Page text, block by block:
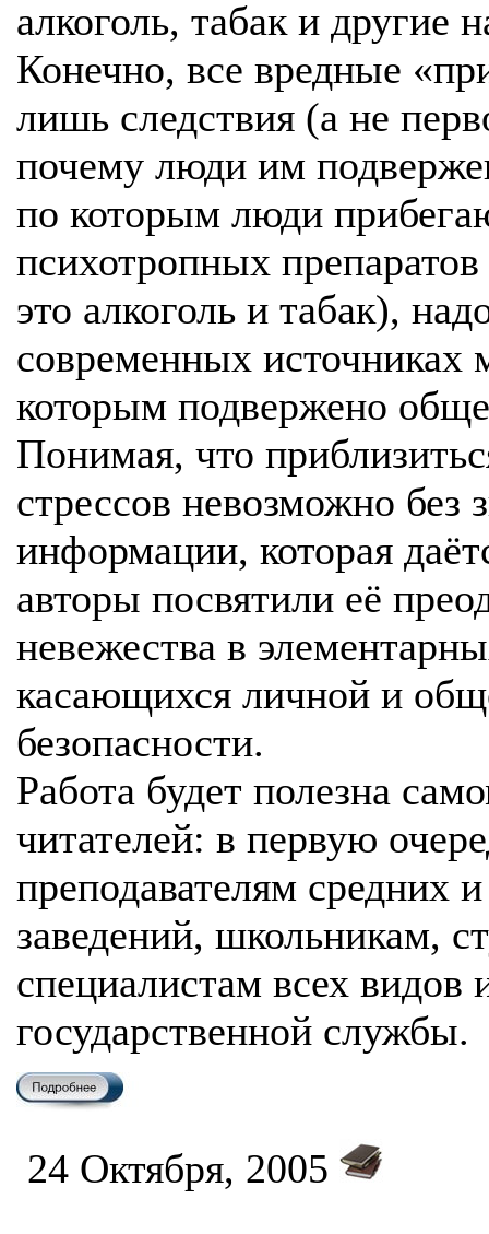
алкоголь, табак и другие
Конечно, все вредные
лишь следствия (а не
почему люди им
по которым люди
психотропных
это алкоголь и табак),
современных источниках
которым подвержено
Понимая, что
стрессов невозможно без
информации, которая
авторы посвятили её
невежества в
касающихся личной и
безопасности.
Работа будет полезна
читателей: в первую
преподавателям средних
заведений, школьникам,
специалистам всех видов
государственной службы.
24 Октября, 2005